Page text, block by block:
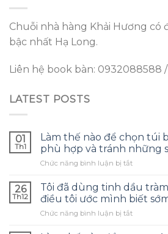
Chuỗi nhà hàng Khải Hương có
bậc nhất Hạ Long.
Liên hệ book bàn: 0932088588 /
LATEST POSTS
01
Th1
Làm thế nào để chọn túi
phù hợp và tránh những
Chức năng bình luận bị tắtở
thế
nào
để
chọn
26
Th12
Tôi đã dùng tinh dầu
điều tôi ước mình biết
Chức năng bình luận bị tắtở